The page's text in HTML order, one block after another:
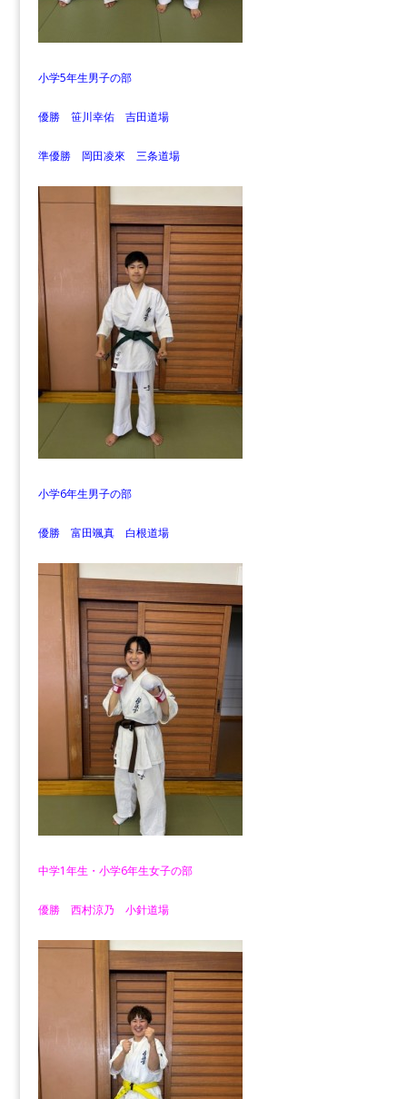
小学5年生男子の部
優勝 笹川幸佑 吉田道場
準優勝 岡田凌來 三条道場
小学6年生男子の部
優勝 富田颯真 白根道場
中学1年生・小学6年生女子の部
優勝 西村涼乃 小針道場